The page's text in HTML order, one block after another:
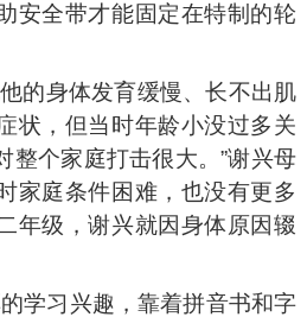
安全带才能固定在特制的轮
的身体发育缓慢、长不出肌
状，但当时年龄小没过多关
整个家庭打击很大。”谢兴母
家庭条件困难，也没有更多
年级，谢兴就因身体原因辍
学习兴趣，靠着拼音书和字